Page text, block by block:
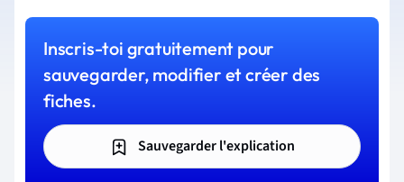
Inscris-toi gratuitement pour
sauvegarder, modifier et créer des
fiches.
Sauvegarder l'explication